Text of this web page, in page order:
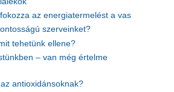
az energiatermelést a vas
szerveinket?
tehetünk ellene?
– van még értelme
antioxidánsoknak?